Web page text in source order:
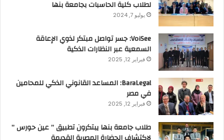
لطلاب كلية الحاسبات بجامعة بنها
يوليو 7, 2024
VoiSee: جسر تواصل مبتكر لذوي الإعاقة
السمعية عبر النظارات الذكية
فبراير 12, 2025
BaraLegal: المساعد القانوني الذكي للمحامين
في مصر
فبراير 12, 2025
طلاب جامعة بنها يبتكرون تطبيق ” عين حورس ”